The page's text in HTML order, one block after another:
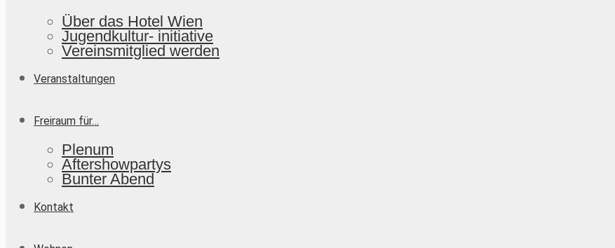
Über das Hotel Wien
Jugendkultur- initiative
Vereinsmitglied werden
Veranstaltungen
Freiraum für…
Plenum
Aftershowpartys
Bunter Abend
Kontakt